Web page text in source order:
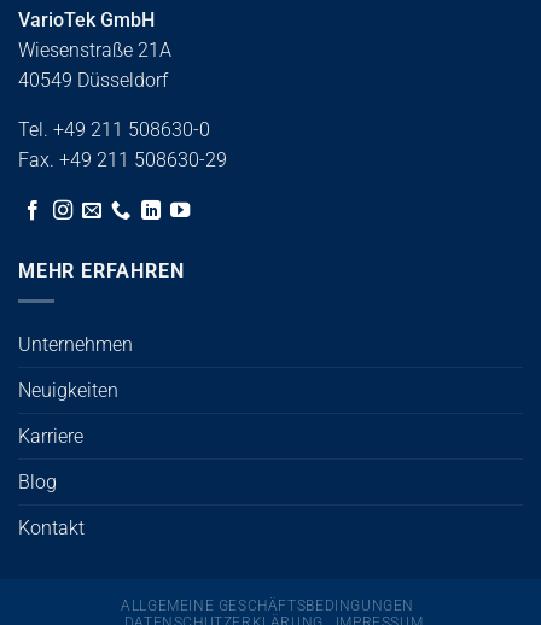
VarioTek GmbH
Wiesenstraße 21A
40549 Düsseldorf
Tel. +49 211 508630-0
Fax. +49 211 508630-29
MEHR ERFAHREN
Unternehmen
Neuigkeiten
Karriere
Blog
Kontakt
ALLGEMEINE GESCHÄFTSBEDINGUNGEN